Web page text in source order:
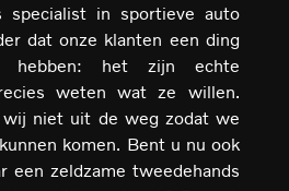
specialist in sportieve auto
dat onze klanten een ding
hebben: het zijn echte
weten wat ze willen.
wij niet uit de weg zodat we
komen. Bent u nu ook
een zeldzame tweedehands